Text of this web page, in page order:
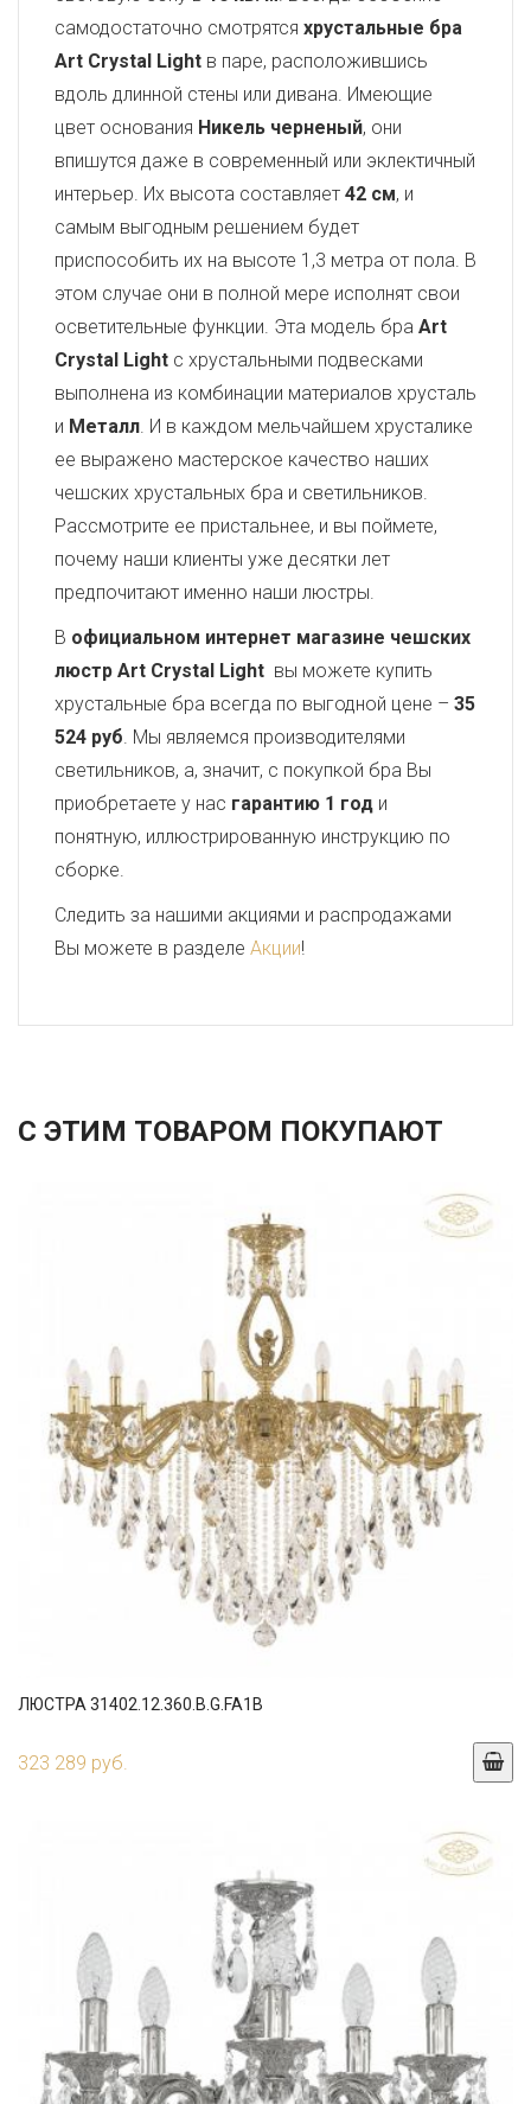
самодостаточно смотрятся хрустальные бра
Art Crystal Light в паре, расположившись
вдоль длинной стены или дивана. Имеющие
цвет основания Никель черненый, они
впишутся даже в современный или эклектичный
интерьер. Их высота составляет 42 см, и
самым выгодным решением будет
приспособить их на высоте 1,3 метра от пола. В
этом случае они в полной мере исполнят свои
осветительные функции. Эта модель бра Art
Crystal Light с хрустальными подвесками
выполнена из комбинации материалов хрусталь
и Металл. И в каждом мельчайшем хрусталике
ее выражено мастерское качество наших
чешских хрустальных бра и светильников.
Рассмотрите ее пристальнее, и вы поймете,
почему наши клиенты уже десятки лет
предпочитают именно наши люстры.
В официальном интернет магазине чешских
люстр Art Crystal Light вы можете купить
хрустальные бра всегда по выгодной цене – 35
524 руб. Мы являемся производителями
светильников, а, значит, с покупкой бра Вы
приобретаете у нас гарантию 1 год и
понятную, иллюстрированную инструкцию по
сборке.
Следить за нашими акциями и распродажами
Вы можете в разделе Акции!
С ЭТИМ ТОВАРОМ ПОКУПАЮТ
ЛЮСТРА 31402.12.360.B.G.FA1B
323 289 руб.